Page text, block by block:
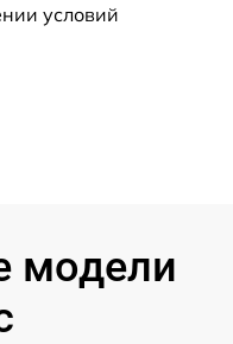
условий
модели